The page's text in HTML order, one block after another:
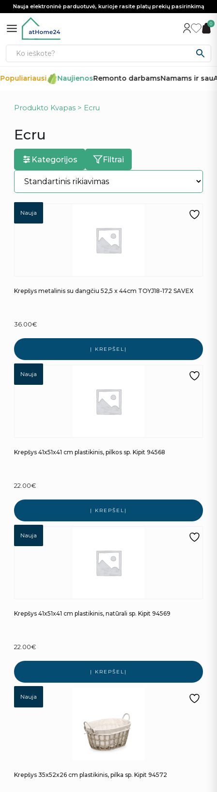
Nauja elektroninė parduotuvė, kurioje rasite platų prekių pasirinkimą
0
NaujienosRemonto darbamsNamams ir sau
Produkto Kvapas > Ecru
Ecru
Kategorijos Filtrai
Nauja
Krepšys metalinis su dangčiu 52,5 x 44cm TOYJ18-172 SAVEX
36.00€
Į KREPŠELĮ
Nauja
Krepšys 41x51x41 cm plastikinis, pilkos sp. Kipit 94568
22.00€
Į KREPŠELĮ
Nauja
Krepšys 41x51x41 cm plastikinis, natūrali sp. Kipit 94569
22.00€
Į KREPŠELĮ
Nauja
Krepšys 35x52x26 cm plastikinis, pilka sp. Kipit 94572